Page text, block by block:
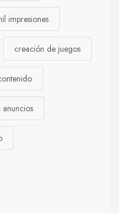
impresiones
creación de juegos